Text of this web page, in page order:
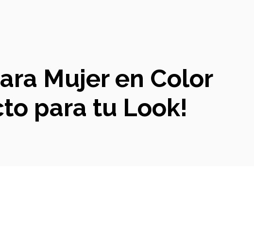
Mujer en Color
para tu Look!